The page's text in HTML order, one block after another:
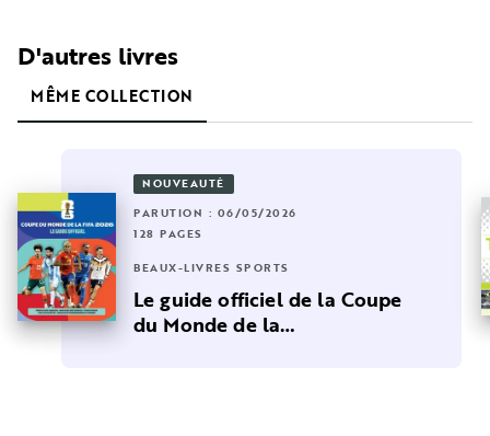
D'autres livres
MÊME COLLECTION
NOUVEAUTÉ
PARUTION : 06/05/2026
128 PAGES
BEAUX-LIVRES SPORTS
Le guide officiel de la Coupe
du Monde de la…